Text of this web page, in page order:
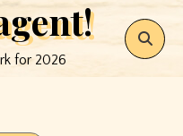
for 2026